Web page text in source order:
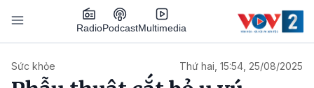
Nhảy đến nội dung
RadioPodcastMultimedia
Sức khỏe Thứ hai, 15:54, 25/08/2025